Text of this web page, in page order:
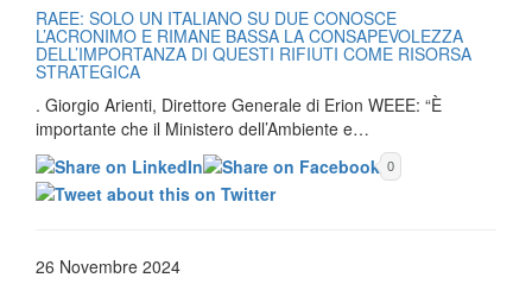
RAEE: SOLO UN ITALIANO SU DUE CONOSCE
L’ACRONIMO E RIMANE BASSA LA CONSAPEVOLEZZA
DELL’IMPORTANZA DI QUESTI RIFIUTI COME RISORSA
STRATEGICA
. Giorgio Arienti, Direttore Generale di Erion WEEE: “È
importante che il Ministero dell’Ambiente e…
0
26 Novembre 2024